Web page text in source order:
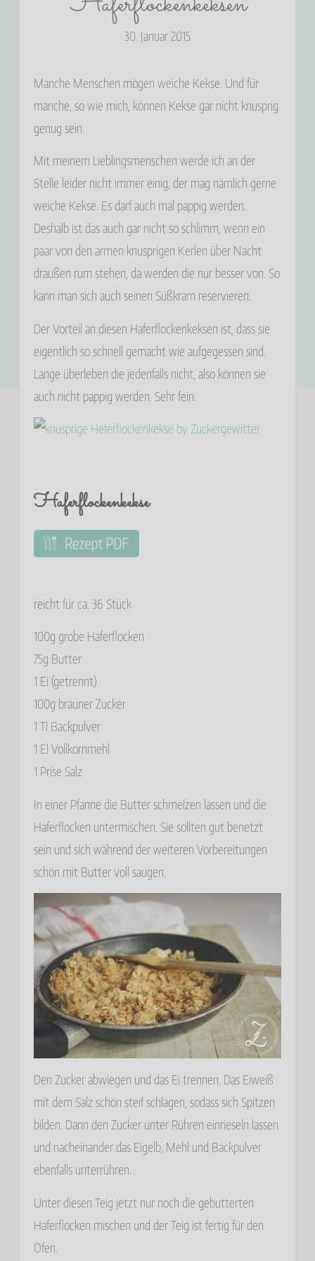
30. Januar 2015
Manche Menschen mögen weiche Kekse. Und für
manche, so wie mich, können Kekse gar nicht knusprig
genug sein.
Mit meinem Lieblingsmenschen werde ich an der
Stelle leider nicht immer einig, der mag nämlich gerne
weiche Kekse. Es darf auch mal pappig werden.
Deshalb ist das auch gar nicht so schlimm, wenn ein
paar von den armen knusprigen Kerlen über Nacht
draußen rum stehen, da werden die nur besser von. So
kann man sich auch seinen Süßkram reservieren.
Der Vorteil an diesen Haferflockenkeksen ist, dass sie
eigentlich so schnell gemacht wie aufgegessen sind.
Lange überleben die jedenfalls nicht, also können sie
auch nicht pappig werden. Sehr fein.
Haferflockenkekse
reicht für ca. 36 Stück
100g grobe Haferflocken
75g Butter
1 Ei (getrennt)
100g brauner Zucker
1 Tl Backpulver
1 El Vollkornmehl
1 Prise Salz
In einer Pfanne die Butter schmelzen lassen und die
Haferflocken untermischen. Sie sollten gut benetzt
sein und sich während der weiteren Vorbereitungen
schön mit Butter voll saugen.
Den Zucker abwiegen und das Ei trennen. Das Eiweiß
mit dem Salz schön steif schlagen, sodass sich Spitzen
bilden. Dann den Zucker unter Rühren einrieseln lassen
und nacheinander das Eigelb, Mehl und Backpulver
ebenfalls unterrühren.
Unter diesen Teig jetzt nur noch die gebutterten
Haferflocken mischen und der Teig ist fertig für den
Ofen.